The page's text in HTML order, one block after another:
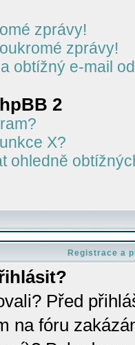
zprávy!
zprávy!
obtížný e-mail
2
X?
ohledně
Registrace a
Před
na fóru